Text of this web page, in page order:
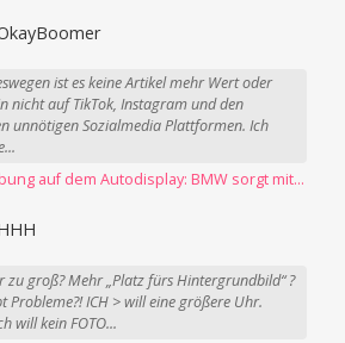
ist es keine Artikel mehr Wert oder
nicht auf TikTok, Instagram und den
unnötigen Sozialmedia Plattformen. Ich
→ Werbung auf dem Autodisplay: BMW sorgt mit Spider-Man-Werbung für scharfe Kritik
zu groß? Mehr „Platz fürs Hintergrundbild“ ?
Probleme?! ICH > will eine größere Uhr.
will kein FOTO...